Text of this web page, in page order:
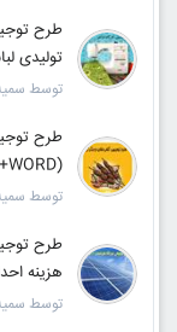
تولیدی
توسط
(PDF+WORD)
توسط
هزینه احداث
توسط